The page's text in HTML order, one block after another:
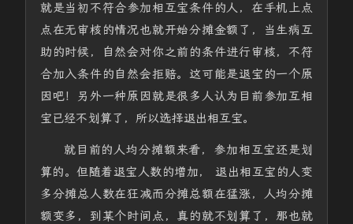
就是当初不符合参加相互宝条件的人，在手机上点
点在无审核的情况也就开始分摊金额了，当生病互
助的时候，自然会对你之前的条件进行审核，不符
合加入条件的自然会拒赔。这可能是退宝的一个原
因吧！另外一种原因就是很多人认为目前参加互相
宝已经不划算了，所以选择退出相互宝。
就目前的人均分摊额来看，参加相互宝还是划
算的。但随着退宝人数的增加， 退出相互宝的人变
多分摊总人数在狂减而分摊总额在猛涨，人均分摊
额变多，到某个时间点，真的就不划算了，那也就